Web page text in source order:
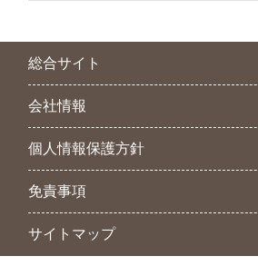
総合サイト
会社情報
個人情報保護方針
免責事項
サイトマップ